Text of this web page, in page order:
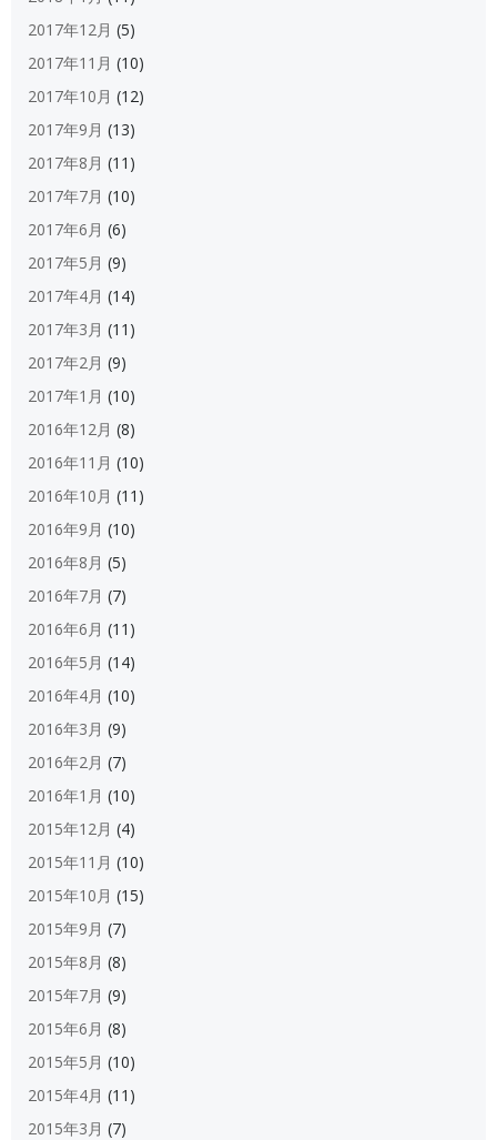
2017年12月 (5)
2017年11月 (10)
2017年10月 (12)
2017年9月 (13)
2017年8月 (11)
2017年7月 (10)
2017年6月 (6)
2017年5月 (9)
2017年4月 (14)
2017年3月 (11)
2017年2月 (9)
2017年1月 (10)
2016年12月 (8)
2016年11月 (10)
2016年10月 (11)
2016年9月 (10)
2016年8月 (5)
2016年7月 (7)
2016年6月 (11)
2016年5月 (14)
2016年4月 (10)
2016年3月 (9)
2016年2月 (7)
2016年1月 (10)
2015年12月 (4)
2015年11月 (10)
2015年10月 (15)
2015年9月 (7)
2015年8月 (8)
2015年7月 (9)
2015年6月 (8)
2015年5月 (10)
2015年4月 (11)
2015年3月 (7)